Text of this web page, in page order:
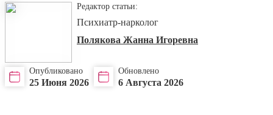
Редактор статьи:
Психиатр-нарколог
Полякова Жанна Игоревна
Опубликовано
25 Июня 2026
Обновлено
6 Августа 2026